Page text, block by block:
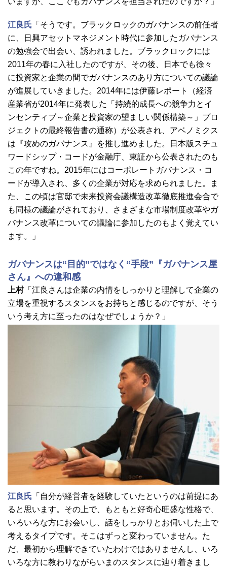
江良氏 「そうです。ブラックロックのガバナンスの前任者
に、日興アセットマネジメント時代に参加したガバナンス
の勉強会で出会い、誘われました。ブラックロックには
2011年の春に入社したのですが、その後、日本でも徐々
に投資家と企業の間でガバナンスのあり方についての議論
が進展していきました。2014年には伊藤レポート（経済
産業省が2014年に発表した「持続的成長への競争力とイ
ンセンティブ～企業と投資家の望ましい関係構築～」プロ
ジェクトの最終報告書の通称）が公表され、アベノミクス
は『攻めのガバナンス』を推し進めました。日本版スチュ
ワードシップ・コードが金融庁、東証から公表されたのも
この年ですね。2015年にはコーポレートガバナンス・コ
ードが導入され、多くの企業が対応を求められました。ま
た、この頃は官邸で未来投資会議構造改革徹底推進会合で
も同様の議論がされており、さまざまな市場制度改革やガ
バナンス改革についての議論に参加したのもよく覚えてい
ます。」
ガバナンスは“目的”ではなく“手段”『ガバナンス屋
さん』への違和感
上村「江良さんは企業の内情をしっかりと理解して企業の
立場を重視するスタンスをお持ちと感じるのですが、そう
いう考え方に至ったのはなぜでしょうか？」
江良氏 「自分が経営者を経験していたというのは前提にあ
ると思います。その上で、もともと好奇心旺盛な性格で、
いろいろな方にお会いし、話をしっかりとお伺いした上で
考えるタイプです。そこはずっと変わっていません。た
だ、最初から理解できていたわけではありませんし、いろ
いろな方に教わりながらいまのスタンスに辿り着きまし